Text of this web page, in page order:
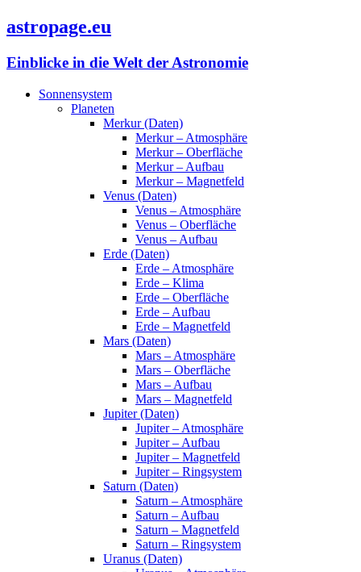
astropage.eu
Einblicke in die Welt der Astronomie
Sonnensystem
Planeten
Merkur (Daten)
Merkur – Atmosphäre
Merkur – Oberfläche
Merkur – Aufbau
Merkur – Magnetfeld
Venus (Daten)
Venus – Atmosphäre
Venus – Oberfläche
Venus – Aufbau
Erde (Daten)
Erde – Atmosphäre
Erde – Klima
Erde – Oberfläche
Erde – Aufbau
Erde – Magnetfeld
Mars (Daten)
Mars – Atmosphäre
Mars – Oberfläche
Mars – Aufbau
Mars – Magnetfeld
Jupiter (Daten)
Jupiter – Atmosphäre
Jupiter – Aufbau
Jupiter – Magnetfeld
Jupiter – Ringsystem
Saturn (Daten)
Saturn – Atmosphäre
Saturn – Aufbau
Saturn – Magnetfeld
Saturn – Ringsystem
Uranus (Daten)